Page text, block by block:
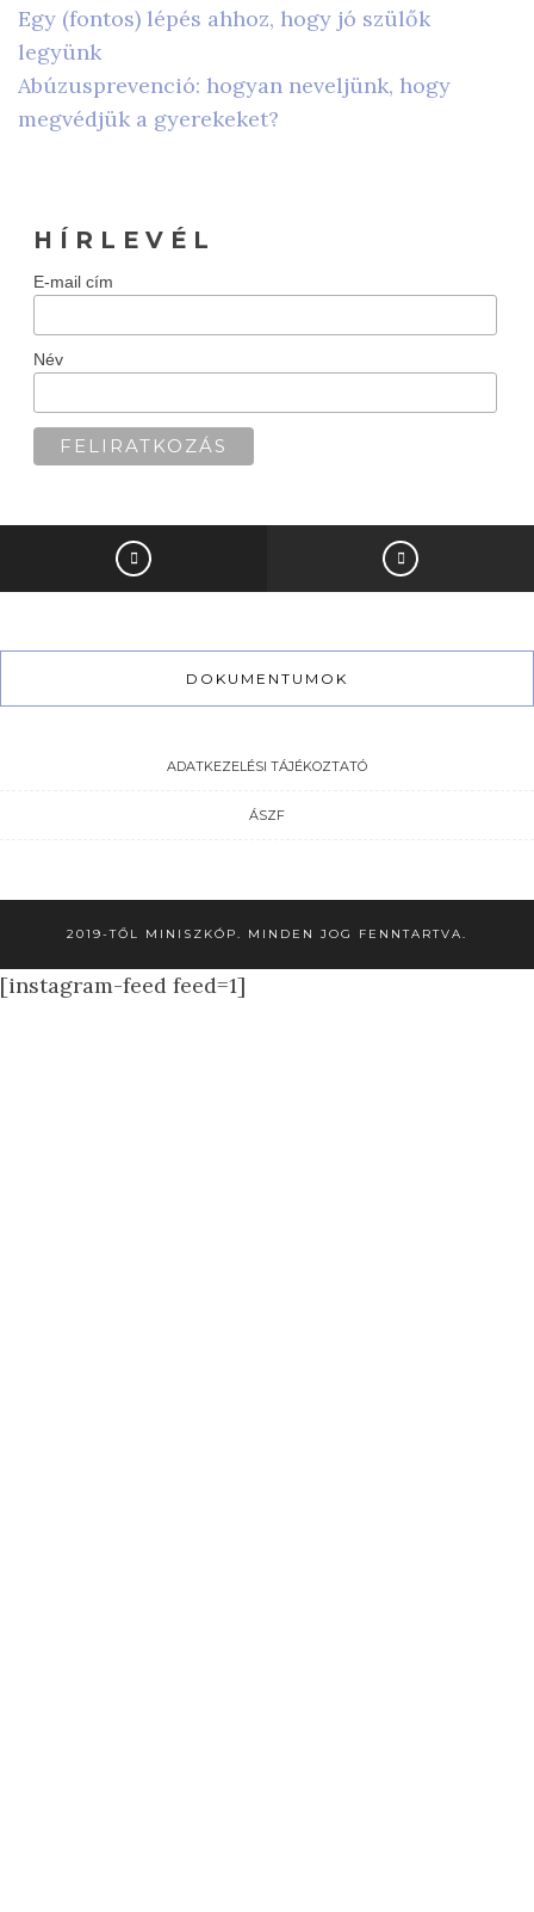
Egy (fontos) lépés ahhoz, hogy jó szülők
legyünk
Abúzusprevenció: hogyan neveljünk, hogy
megvédjük a gyerekeket?
H Í R L E V É L
E-mail cím
Név
DOKUMENTUMOK
ADATKEZELÉSI TÁJÉKOZTATÓ
ÁSZF
2019-TŐL MINISZKÓP. MINDEN JOG FENNTARTVA.
[instagram-feed feed=1]